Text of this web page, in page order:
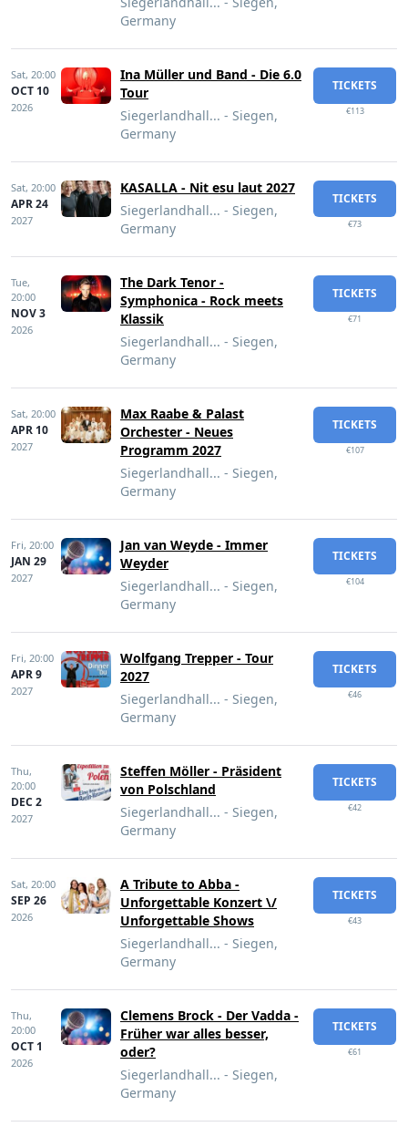
Germany
Sat, 20:00
OCT 10
2026
Ina Müller und Band - Die 6.0
Tour
Siegerlandhall... - Siegen,
Germany
TICKETS
€113
Sat, 20:00
APR 24
2027
KASALLA - Nit esu laut 2027
Siegerlandhall... - Siegen,
Germany
TICKETS
€73
Tue,
20:00
NOV 3
2026
The Dark Tenor -
Symphonica - Rock meets
Klassik
Siegerlandhall... - Siegen,
Germany
TICKETS
€71
Sat, 20:00
APR 10
2027
Max Raabe & Palast
Orchester - Neues
Programm 2027
Siegerlandhall... - Siegen,
Germany
TICKETS
€107
Fri, 20:00
JAN 29
2027
Jan van Weyde - Immer
Weyder
Siegerlandhall... - Siegen,
Germany
TICKETS
€104
Fri, 20:00
APR 9
2027
Wolfgang Trepper - Tour
2027
Siegerlandhall... - Siegen,
Germany
TICKETS
€46
Thu,
20:00
DEC 2
2027
Steffen Möller - Präsident
von Polschland
Siegerlandhall... - Siegen,
Germany
TICKETS
€42
Sat, 20:00
SEP 26
2026
A Tribute to Abba -
Unforgettable Konzert \/
Unforgettable Shows
Siegerlandhall... - Siegen,
Germany
TICKETS
€43
Thu,
20:00
OCT 1
2026
Clemens Brock - Der Vadda -
Früher war alles besser,
oder?
Siegerlandhall... - Siegen,
Germany
TICKETS
€61